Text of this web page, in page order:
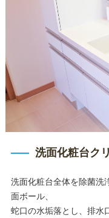
洗面化粧台ク
洗面化粧台全体を除菌洗
面ボール、
蛇口の水垢落とし、排水